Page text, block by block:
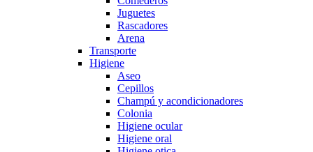
Juguetes
Rascadores
Arena
Transporte
Higiene
Aseo
Cepillos
Champú y acondicionadores
Colonia
Higiene ocular
Higiene oral